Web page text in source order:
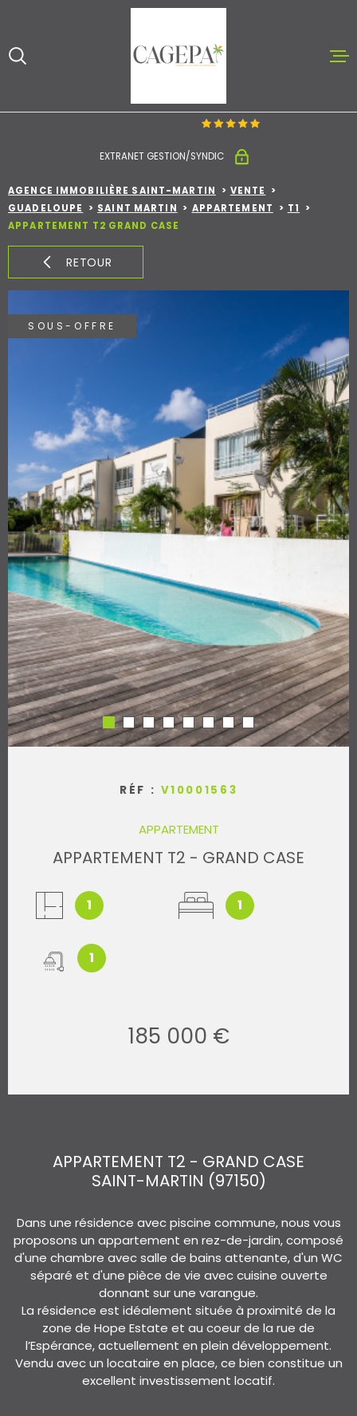
recherche
menu
principal
contenu
LOUER
ACCES
ACCES CLIENT
EXTRANET GESTION/SYNDIC
AGENCE IMMOBILIÈRE SAINT-MARTIN
VENTE
GUADELOUPE
SAINT MARTIN APPARTEMENT
T1
APPARTEMENT T2 GRAND CASE
RETOUR
SOUS-OFFRE
RÉF : V10001563
APPARTEMENT
APPARTEMENT T2 - GRAND CASE
1 1
1
185 000 €
APPARTEMENT T2 - GRAND CASE
SAINT-MARTIN (97150)
Dans une résidence avec piscine commune, nous vous
proposons un appartement en rez-de-jardin, composé
d'une chambre avec salle de bains attenante, d'un WC
séparé et d'une pièce de vie avec cuisine ouverte
donnant sur une varangue.
La résidence est idéalement située à proximité de la
zone de Hope Estate et au coeur de la rue de
l’Espérance, actuellement en plein développement.
Vendu avec un locataire en place, ce bien constitue un
excellent investissement locatif.